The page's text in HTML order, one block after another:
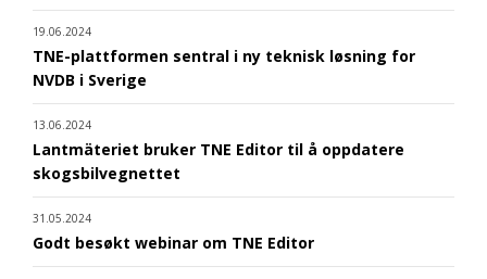
19.06.2024
TNE-plattformen sentral i ny teknisk løsning for
NVDB i Sverige
13.06.2024
Lantmäteriet bruker TNE Editor til å oppdatere
skogsbilvegnettet
31.05.2024
Godt besøkt webinar om TNE Editor